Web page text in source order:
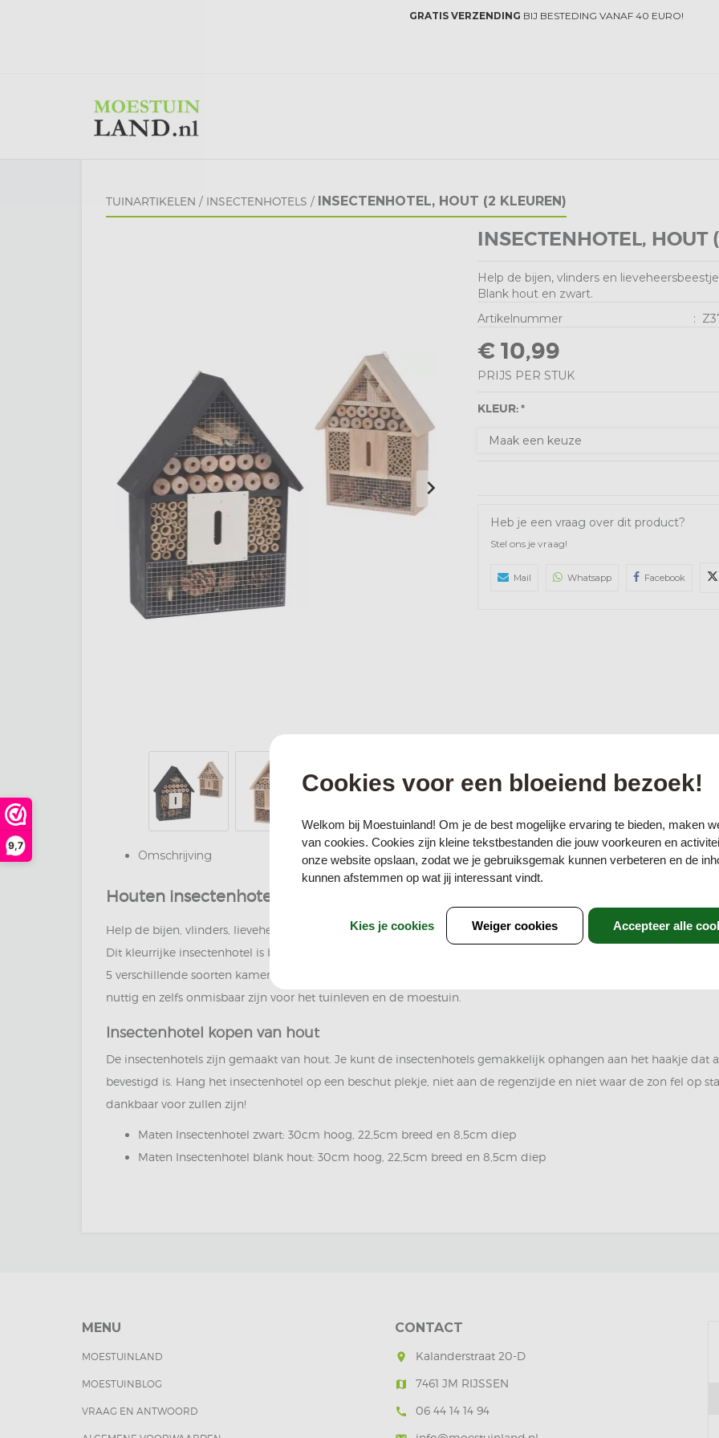
9,7
GRATIS VERZENDING BIJ BESTEDING VANAF 40 EURO!
TUINARTIKELEN / INSECTENHOTELS / INSECTENHOTEL, HOUT (2 KLEUREN)
INSECTENHOTEL, HOUT
Help de bijen, vlinders en
Blank hout en zwart.
Artikelnummer
:
€ 10,99
PRIJS PER STUK
KLEUR: *
Heb je een vraag over dit product?
Stel ons je vraag!
Mail Whatsapp Facebook
Omschrijving
Houten insectenhotel kopen
Help de bijen, vlinders, lieveheersbeestjes en alle andere insecten aan een veilig plekje tegen slecht weer,
Dit kleurrijke insectenhotel is beschikbaar in de kleuren blank hout en zwart en biedt plaats aan verschillende
5 verschillende soorten kamers. De insectenhotels zijn voornamelijk bedoeld voor insecten, maar ook de mens
nuttig en zelfs onmisbaar zijn voor het tuinleven en de moestuin.
Insectenhotel kopen van hout
De insectenhotels zijn gemaakt van hout. Je kunt de insectenhotels gemakkelijk ophangen aan het haakje dat
bevestigd is. Hang het insectenhotel op een beschut plekje, niet aan de regenzijde en niet waar de zon fel op
dankbaar voor zullen zijn!
Maten Insectenhotel zwart: 30cm hoog, 22,5cm breed en 8,5cm diep
Maten Insectenhotel blank hout: 30cm hoog, 22,5cm breed en 8,5cm diep
MENU
MOESTUINLAND
MOESTUINBLOG
VRAAG EN ANTWOORD
CONTACT
room Kalanderstraat 20-D
map 7461 JM RIJSSEN
call 06 44 14 14 94
Cookies voor een bloeiend bezoek!
Welkom bij Moestuinland! Om je de best mogelijke ervaring te bieden, maken
van cookies. Cookies zijn kleine tekstbestanden die jouw voorkeuren en
onze website opslaan, zodat we je gebruiksgemak kunnen verbeteren en de
kunnen afstemmen op wat jij interessant vindt.
Accepteer alle
Kies je cookies Weiger cookies